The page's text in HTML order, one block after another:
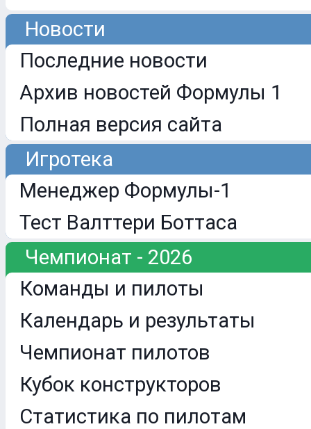
Новости
Последние новости
Архив новостей Формулы 1
Полная версия сайта
Игротека
Менеджер Формулы-1
Тест Валттери Боттаса
Чемпионат - 2026
Команды и пилоты
Календарь и результаты
Чемпионат пилотов
Кубок конструкторов
Статистика по пилотам